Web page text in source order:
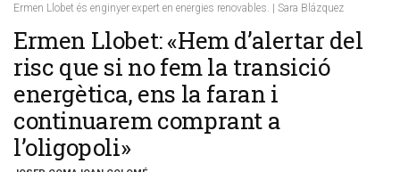
Ermen Llobet és enginyer expert en energies renovables. | Sara Blázquez
Ermen Llobet: «Hem d’alertar del
risc que si no fem la transició
energètica, ens la faran i
continuarem comprant a
l’oligopoli»